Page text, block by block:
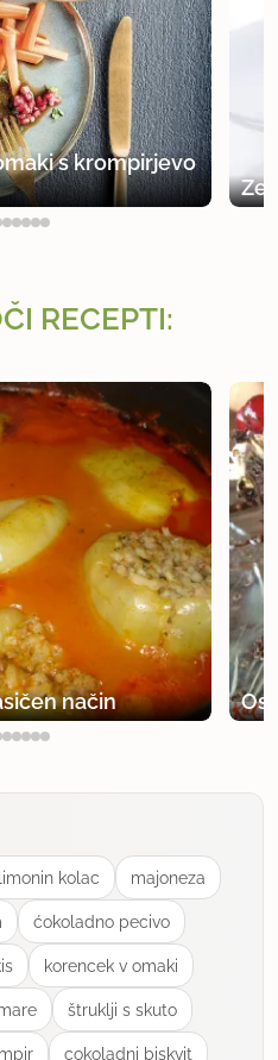
s krompirjevo
RECEPTI:
način
limonin kolac majoneza
ćokoladno pecivo
korencek v omaki
štruklji s skuto
cokoladni biskvit